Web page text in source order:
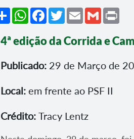
ShareWhatsApp
Facebook
TwitterEmailGmail
4ª edição da Corrida e
Publicado: 29 de Março de
Local: em frente ao PSF II
Crédito: Tracy Lentz